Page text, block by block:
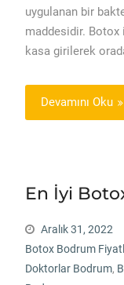
uygulanan bir
maddesidir. Botox
kasa girilerek
Devamını Oku
En İyi
Aralık 31, 2022
Botox Bodrum
Doktorlar Bodrum,